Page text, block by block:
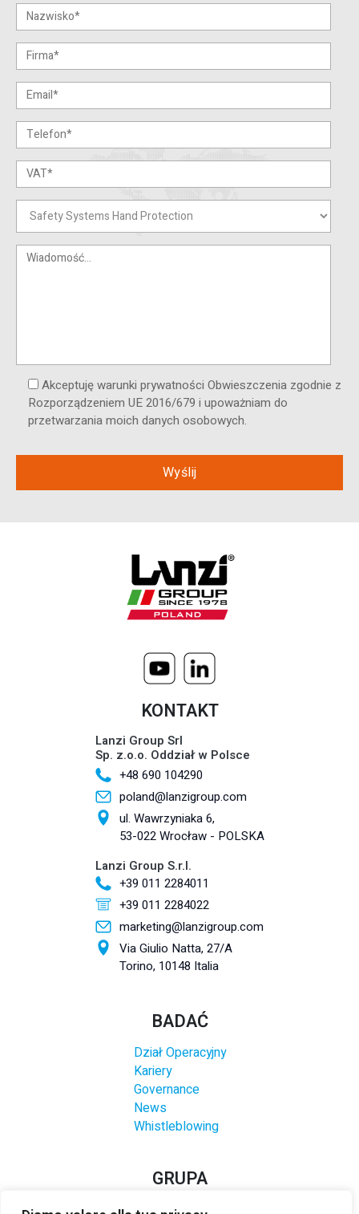
Akceptuję warunki prywatności Obwieszczenia zgodnie z
Rozporządzeniem UE 2016/679 i upoważniam do
przetwarzania moich danych osobowych.
KONTAKT
Lanzi Group Srl
Sp. z.o.o. Oddział w Polsce
+48 690 104290
poland@lanzigroup.com
ul. Wawrzyniaka 6,
53-022 Wrocław - POLSKA
Lanzi Group S.r.l.
+39 011 2284011
+39 011 2284022
marketing@lanzigroup.com
Via Giulio Natta, 27/A
Torino, 10148 Italia
BADAĆ
Dział Operacyjny
Kariery
Governance
News
Whistleblowing
GRUPA